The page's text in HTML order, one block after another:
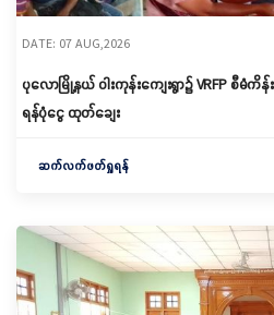
DATE: 07 AUG,2026
ပုလောမြို့နယ် ဝါးကုန်းကျေးရွာ၌ ‌VRFP စီမံကိန်း
ရန်ပုံငွေ ထုတ်ချေး
ဆက်လက်ဖတ်ရှုရန်